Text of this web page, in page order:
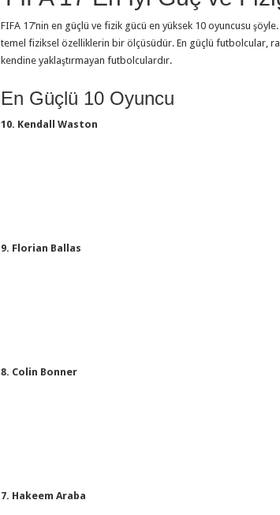
FIFA 17’nin en güçlü ve fizik gücü en yüksek 10 oyuncusu şöyle.
temel fiziksel özelliklerin bir ölçüsüdür. En güçlü futbolcular,
kendine yaklaştırmayan futbolculardır.
En Güçlü 10 Oyuncu
10. Kendall Waston
9. Florian Ballas
8. Colin Bonner
7. Hakeem Araba